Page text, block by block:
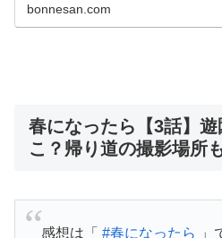
bonnesan.com
春になったら【3話】
こ？帰り道の撮影場所
感想は「 #春になったら
」